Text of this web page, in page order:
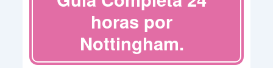
horas por
Nottingham.